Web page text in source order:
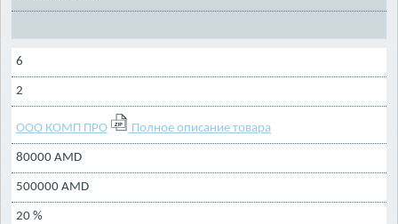
6
2
ООО КОМП ПРО Полное описание товара
80000 AMD
500000 AMD
20 %